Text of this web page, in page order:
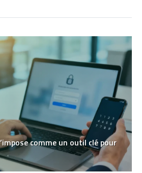
comme un outil clé pour